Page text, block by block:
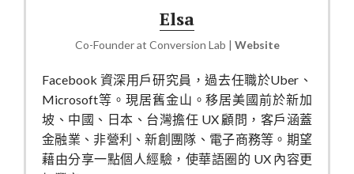
Elsa
Co-Founder at Conversion Lab Website
Facebook 資深用戶研究員，過去任職於Uber、
Microsoft等。現居舊金山。移居美國前於新加
坡、中國、日本、台灣擔任 UX 顧問，客戶涵蓋
金融業、非營利、新創團隊、電子商務等。期望
藉由分享一點個人經驗，使華語圈的 UX 內容更